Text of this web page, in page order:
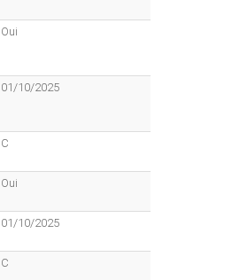
Oui
01/10/2025
C
Oui
01/10/2025
C